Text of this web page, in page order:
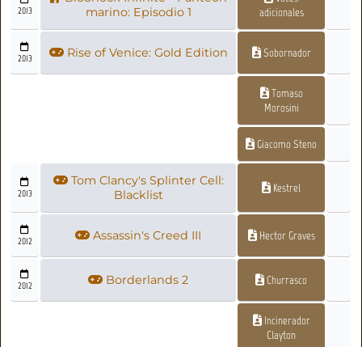
2013
marino: Episodio 1
adicionales
2013 Rise of Venice: Gold Edition Sobornador
Tomaso
Morosini
Giacomo Steno
2013
Tom Clancy's Splinter Cell:
Blacklist
Kestrel
2012 Assassin's Creed III Hector Graves
2012 Borderlands 2 Churrasco
Incinerador
Clayton